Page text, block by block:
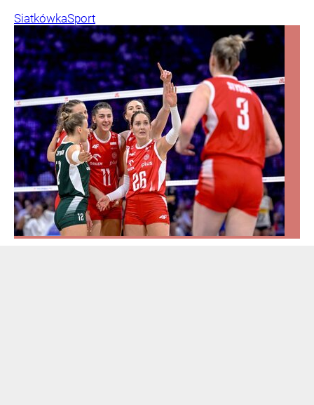
SiatkówkaSport